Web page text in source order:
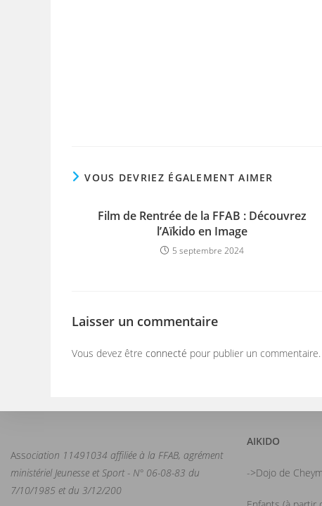
VOUS DEVRIEZ ÉGALEMENT AIMER
Film de Rentrée de la FFAB : Découvrez
l’Aïkido en Image
5 septembre 2024
Laisser un commentaire
Vous devez être connecté pour publier un commentaire.
Association 11491034 affiliée à la FFAB, agrément
ministériel Jeunesse et Sport - N° 06-08-83 du
7/10/1985 et du 3/12/200
AIKIDO
->Dojo de